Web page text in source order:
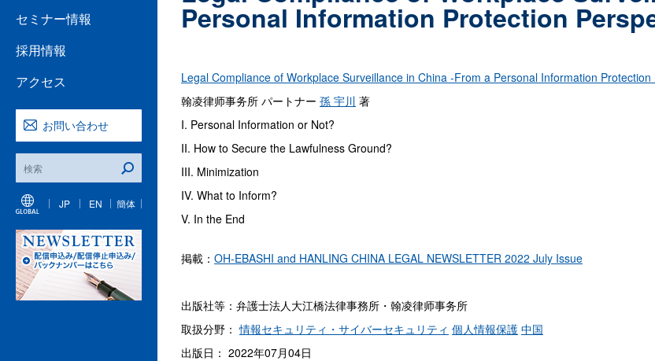
セミナー情報
採用情報
アクセス
お問い合わせ
JP EN 簡体
Personal Information Protection
Legal Compliance of Workplace Surveillance in China -From a Personal Information Protection
翰凌律师事务所 パートナー 孫 宇川 著
I. Personal Information or Not?
II. How to Secure the Lawfulness Ground?
III. Minimization
IV. What to Inform?
V. In the End
掲載： OH-EBASHI and HANLING CHINA LEGAL NEWSLETTER 2022 July Issue
出版社等：弁護士法人大江橋法律事務所・翰凌律师事务所
取扱分野：情報セキュリティ・サイバーセキュリティ 個人情報保護 中国
出版日： 2022年07月04日